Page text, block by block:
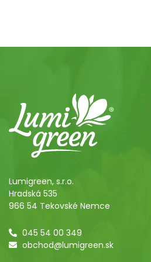
Lumigreen, s.r.o.
Hradská 535
966 54 Tekovské Nemce
045 54 00 349
obchod@lumigreen.sk